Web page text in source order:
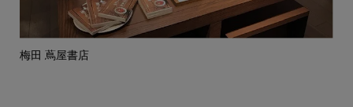
梅田 蔦屋書店